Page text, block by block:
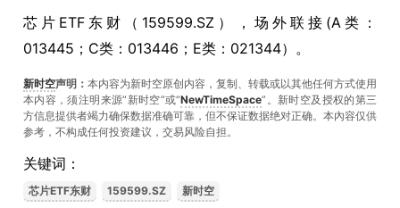
芯片ETF东财（159599.SZ），场外联接(A类：
013445；C类：013446；E类：021344）。
新时空声明： 本内容为新时空原创内容，复制、转载或以其他任何方式使用
本内容，须注明来源“新时空”或“NewTimeSpace”。新时空及授权的第三
方信息提供者竭力确保数据准确可靠，但不保证数据绝对正确。本內容仅供
参考，不构成任何投资建议，交易风险自担。
关键词：
芯片ETF东财 159599.SZ 新时空